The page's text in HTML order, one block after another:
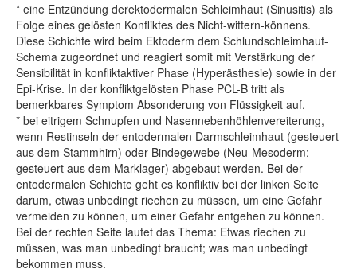
* eine Entzündung derektodermalen Schleimhaut (Sinusitis) als
Folge eines gelösten Konfliktes des Nicht-wittern-könnens.
Diese Schichte wird beim Ektoderm dem Schlundschleimhaut-
Schema zugeordnet und reagiert somit mit Verstärkung der
Sensibilität in konfliktaktiver Phase (Hyperästhesie) sowie in der
Epi-Krise. In der konfliktgelösten Phase PCL-B tritt als
bemerkbares Symptom Absonderung von Flüssigkeit auf.
* bei eitrigem Schnupfen und Nasennebenhöhlenvereiterung,
wenn Restinseln der entodermalen Darmschleimhaut (gesteuert
aus dem Stammhirn) oder Bindegewebe (Neu-Mesoderm;
gesteuert aus dem Marklager) abgebaut werden. Bei der
entodermalen Schichte geht es konfliktiv bei der linken Seite
darum, etwas unbedingt riechen zu müssen, um eine Gefahr
vermeiden zu können, um einer Gefahr entgehen zu können.
Bei der rechten Seite lautet das Thema: Etwas riechen zu
müssen, was man unbedingt braucht; was man unbedingt
bekommen muss.